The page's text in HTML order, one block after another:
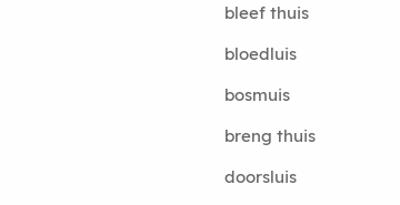
bleef thuis
bloedluis
bosmuis
breng thuis
doorsluis